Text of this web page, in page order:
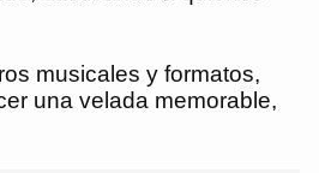
musicales y formatos,
una velada memorable,